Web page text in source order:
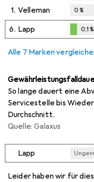
1. Velleman 0%
6. Lapp
0,1%
0,1%
Alle 7 Marken
So lange dauert eine
Servicestelle bis
Durchschnitt.
Quelle: Galaxus
Lapp
Leider haben wir für